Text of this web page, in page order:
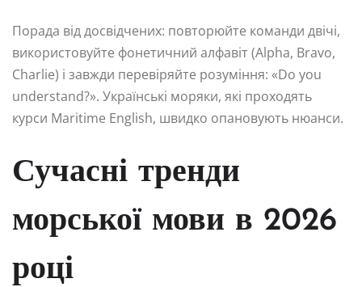
Порада від досвідчених: повторюйте команди двічі,
використовуйте фонетичний алфавіт (Alpha, Bravo,
Charlie) і завжди перевіряйте розуміння: «Do you
understand?». Українські моряки, які проходять
курси Maritime English, швидко опановують нюанси.
Сучасні тренди
морської мови в 2026
році